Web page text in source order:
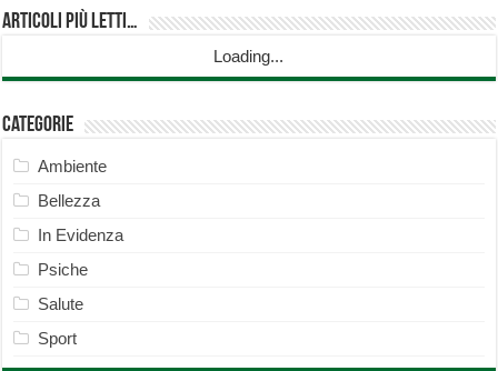
Articoli più Letti…
Loading...
Categorie
Ambiente
Bellezza
In Evidenza
Psiche
Salute
Sport